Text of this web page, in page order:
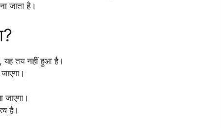
जाता है।
यह तय नहीं हुआ है।
है।